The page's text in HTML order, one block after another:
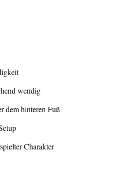
wendig
dem hinteren Fuß
Charakter